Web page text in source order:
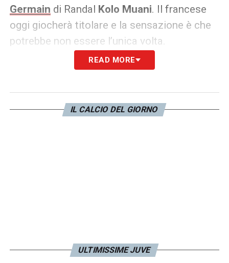
Germain di Randal Kolo Muani. Il francese
oggi giocherà titolare e la sensazione è che
potrebbe non essere l’unica volta.
Come riportato dal quotidiano prima
quasi intoccabile, mentre ora ha capito che
READ MORE
IL CALCIO DEL GIORNO
ULTIMISSIME JUVE